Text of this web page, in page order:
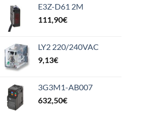
E3Z-D61 2M
111,90€
LY2 220/240VAC
9,13€
3G3M1-AB007
632,50€